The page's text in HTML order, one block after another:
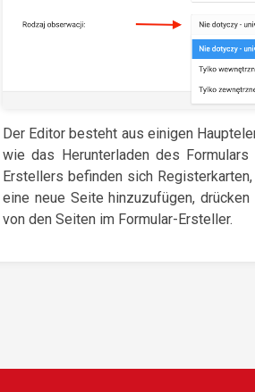
Der Editor besteht aus einigen
wie das Herunterladen des
Erstellers befinden sich
eine neue Seite hinzuzufügen,
von den Seiten im Formular-Ersteller.